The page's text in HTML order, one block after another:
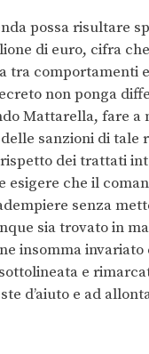
possa risultare
di euro, cifra
tra comportamenti
non ponga
Mattarella, fare
sanzioni di tale
dei trattati
che il
senza
sia trovato in
insomma invariato
e
d’aiuto e ad